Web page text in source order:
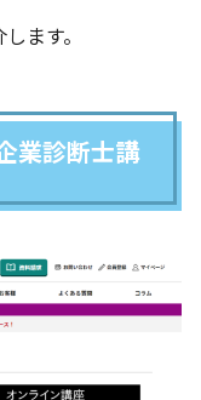
ます。
業診断士講